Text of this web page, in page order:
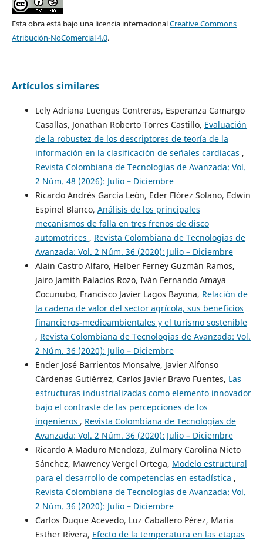
Esta obra está bajo una licencia internacionalCreative Commons
Atribución-NoComercial 4.0.
Artículos similares
Lely Adriana Luengas Contreras, Esperanza Camargo
Casallas, Jonathan Roberto Torres Castillo, Evaluación
de la robustez de los descriptores de teoría de la
información en la clasificación de señales cardíacas ,
Revista Colombiana de Tecnologias de Avanzada: Vol.
2 Núm. 48 (2026): Julio – Diciembre
Ricardo Andrés García León, Eder Flórez Solano, Edwin
Espinel Blanco, Análisis de los principales
mecanismos de falla en tres frenos de disco
automotrices , Revista Colombiana de Tecnologias de
Avanzada: Vol. 2 Núm. 36 (2020): Julio – Diciembre
Alain Castro Alfaro, Helber Ferney Guzmán Ramos,
Jairo Jamith Palacios Rozo, Iván Fernando Amaya
Cocunubo, Francisco Javier Lagos Bayona, Relación de
la cadena de valor del sector agrícola, sus beneficios
financieros-medioambientales y el turismo sostenible
, Revista Colombiana de Tecnologias de Avanzada: Vol.
2 Núm. 36 (2020): Julio – Diciembre
Ender José Barrientos Monsalve, Javier Alfonso
Cárdenas Gutiérrez, Carlos Javier Bravo Fuentes, Las
estructuras industrializadas como elemento innovador
bajo el contraste de las percepciones de los
ingenieros , Revista Colombiana de Tecnologias de
Avanzada: Vol. 2 Núm. 36 (2020): Julio – Diciembre
Ricardo A Maduro Mendoza, Zulmary Carolina Nieto
Sánchez, Mawency Vergel Ortega, Modelo estructural
para el desarrollo de competencias en estadística ,
Revista Colombiana de Tecnologias de Avanzada: Vol.
2 Núm. 36 (2020): Julio – Diciembre
Carlos Duque Acevedo, Luz Caballero Pérez, Maria
Esther Rivera, Efecto de la temperatura en las etapas